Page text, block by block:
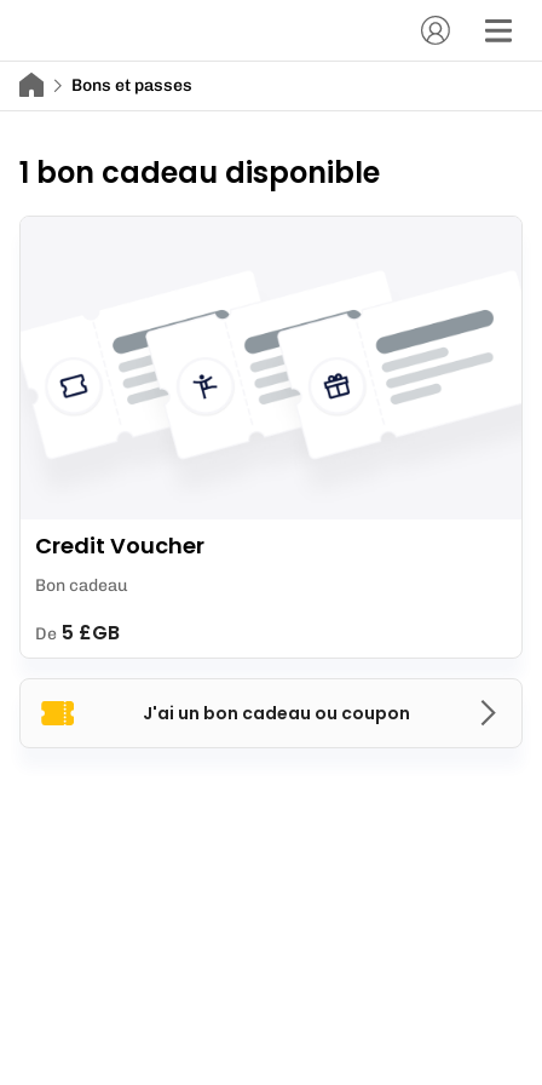
Bons et passes
1 bon cadeau disponible
J'ai un bon cadeau ou coupon
Credit Voucher
Bon cadeau
De 5 £GB